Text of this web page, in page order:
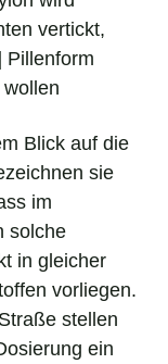
vertickt,
Pillenform
Blick auf die
sie
im
solche
in gleicher
vorliegen.
stellen
ein